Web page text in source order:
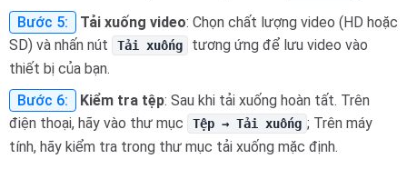
Bước 5:
Tải xuống video: Chọn chất lượng video (HD hoặc
SD) và nhấn nút
Tải xuống
tương ứng để lưu video vào
thiết bị của bạn.
Bước 6:
Kiểm tra tệp: Sau khi tải xuống hoàn tất. Trên
điện thoại, hãy vào thư mục
Tệp → Tải xuống ; Trên máy
tính, hãy kiểm tra trong thư mục tải xuống mặc định.